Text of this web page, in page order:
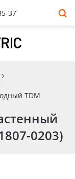
37
TDM
0203)